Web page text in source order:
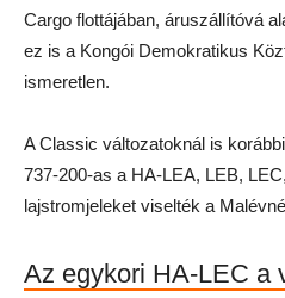
Cargo flottájában, áruszállítóvá
ez is a Kongói Demokratikus
ismeretlen.
A Classic változatoknál is
737-200-as a HA-LEA, LEB,
lajstromjeleket viselték a
Az egykori HA-LEC a